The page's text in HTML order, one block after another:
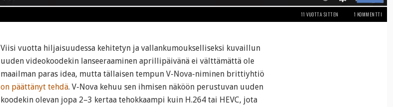
11 VUOTTA SITTEN 1 KOMMENTTI
Viisi vuotta hiljaisuudessa kehitetyn ja vallankumoukselliseksi kuvaillun
uuden videokoodekin lanseeraaminen aprillipäivänä ei välttämättä ole
maailman paras idea, mutta tällaisen tempun V-Nova-niminen brittiyhtiö
on päättänyt tehdä. V-Nova kehuu sen ihmisen näköön perustuvan uuden
koodekin olevan jopa 2–3 kertaa tehokkaampi kuin H.264 tai HEVC, jota